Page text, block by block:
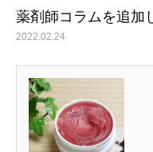
薬剤師コラムを追加
2022.02.24